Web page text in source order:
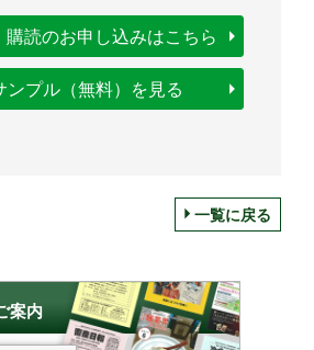
読のお申し込みはこちら
ンプル（無料）を見る
一覧に戻る
案内